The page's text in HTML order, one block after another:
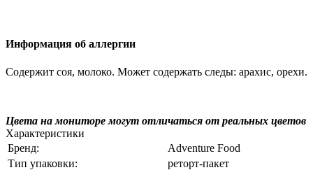
Информация об аллергии
Содержит соя, молоко. Может содержать следы: арахис, орехи.
Цвета на мониторе могут отличаться от реальных цветов
Характеристики
Бренд:
Adventure Food
Тип упаковки:
реторт-пакет